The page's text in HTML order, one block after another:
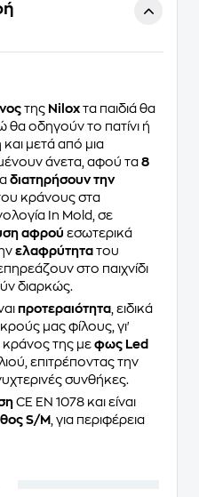
της Nilox τα παιδιά θα
θα οδηγούν το πατίνι ή
μετά από μια
άνετα, αφού τα 8
διατηρήσουν την
κράνους στα
In Mold, σε
αφρού εσωτερικά
ελαφρύτητα του
στο παιχνίδι
διαρκώς.
προτεραιότητα , ειδικά
μας φίλους, γι'
κράνος της με φως Led
επιτρέποντας την
συνθήκες.
CE EN 1078 και είναι
S/M , για περιφέρεια